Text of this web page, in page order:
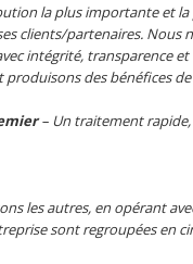
la plus importante et
clients/partenaires. Nous
intégrité, transparence
des bénéfices
– Un traitement rapide,
les autres, en opérant
sont regroupées en